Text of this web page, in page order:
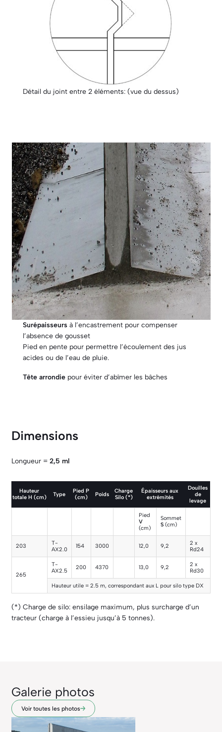
Détail du joint entre 2 éléments: (vue du dessus)
Surépaisseurs à l’encastrement pour compenser
l’absence de gousset
Pied en pente pour permettre l’écoulement des jus
acides ou de l’eau de pluie.
Tête arrondie pour éviter d’abîmer les bâches
Dimensions
Longueur = 2,5 ml
Hauteur
totale H (cm) Type
Pied P
(cm)
Poids
Charge
Silo (*)
Épaisseurs aux
extrémités
Douilles
de
levage
Pied
V
(cm)
Sommet
S (cm)
203
T-
AX2.0
154 3000 12,0 9,2
2 x
Rd24
265
T-
AX2.5
200 4370 13,0 9,2
2 x
Rd30
Hauteur utile = 2.5 m, correspondant aux L pour silo type DX
(*) Charge de silo: ensilage maximum, plus surcharge d’un
tracteur (charge à l’essieu jusqu’à 5 tonnes).
Galerie photos
Voir toutes les photos